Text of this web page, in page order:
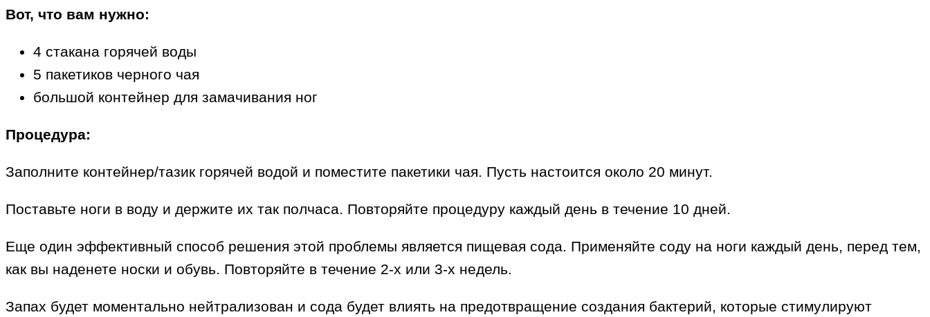
Вот, что вам нужно:
4 стакана горячей воды
5 пакетиков черного чая
большой контейнер для замачивания ног
Процедура:
Заполните контейнер/тазик горячей водой и поместите пакетики чая. Пусть настоится около 20 минут.
Поставьте ноги в воду и держите их так полчаса. Повторяйте процедуру каждый день в течение 10 дней.
Еще один эффективный способ решения этой проблемы является пищевая сода. Применяйте соду на ноги каждый день, перед тем,
как вы наденете носки и обувь. Повторяйте в течение 2-х или 3-х недель.
Запах будет моментально нейтрализован и сода будет влиять на предотвращение создания бактерий, которые стимулируют